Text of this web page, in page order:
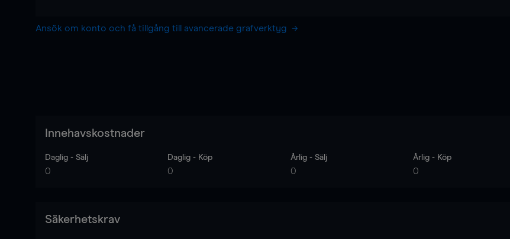
Ansök om konto och få tillgång till avancerade grafverktyg
Innehavskostnader
Daglig - Sälj
0
Daglig - Köp
0
Årlig - Sälj
0
Årlig - Köp
0
Säkerhetskrav